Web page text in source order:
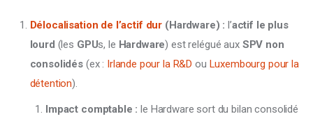
Délocalisation de l’actif dur (Hardware) : l’actif le plus
lourd (les GPUs, le Hardware) est relégué aux SPV non
consolidés (ex : Irlande pour la R&D ou Luxembourg pour la
détention).
Impact comptable : le Hardware sort du bilan consolidé